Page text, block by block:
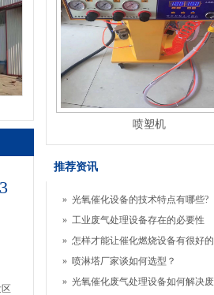
喷塑机
推荐资讯
» 光氧催化设备的技术特点有哪些?
» 工业废气处理设备存在的必要性
» 怎样才能让催化燃烧设备有很好
» 喷淋塔厂家谈如何选型？
» 光氧催化废气处理设备如何解决